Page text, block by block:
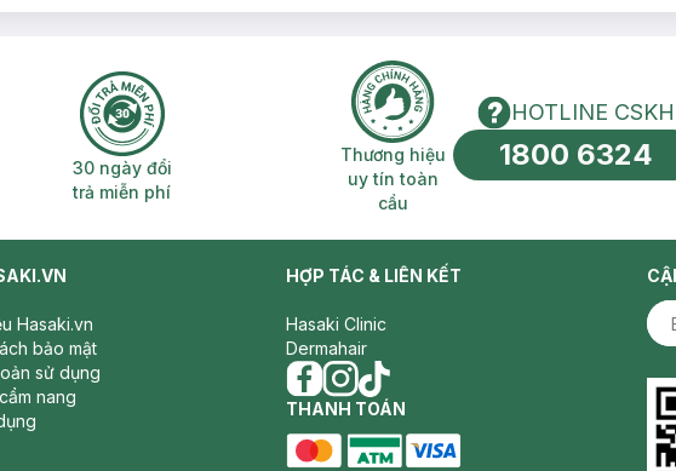
2H 30 ngày đổi trả miễn phí
30 ngày đổi
trả miễn phí
Thương hiệu uy tín toàn cầu
Thương hiệu
uy tín toàn
cầu
HOTLINE
HOTLINE CSKH
1800 6324
Hasaki.vn
bảo mật
sử dụng
nang
HỢP TÁC & LIÊN KẾT
Hasaki Clinic
Dermahair
facebook
instagram
tiktok
THANH TOÁN